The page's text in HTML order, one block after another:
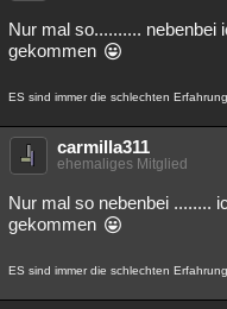
Nur mal so.......... nebenbei
gekommen
ES sind immer die schlechten
carmilla311
ehemaliges Mitglied
Nur mal so nebenbei ........
gekommen
ES sind immer die schlechten